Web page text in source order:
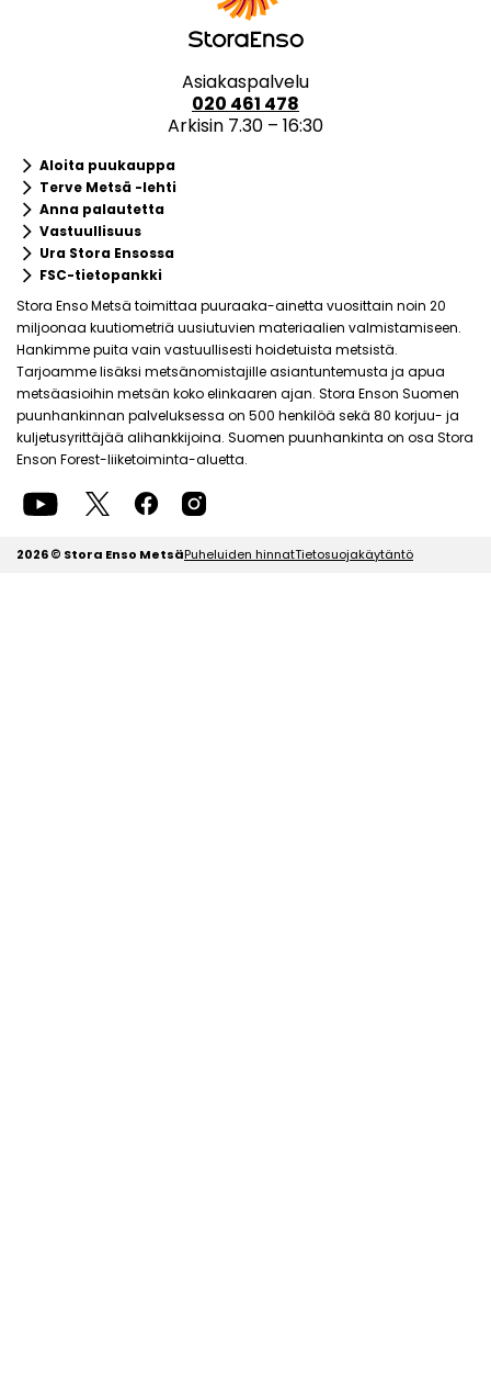
Asiakaspalvelu
020 461 478
Arkisin 7.30 – 16:30
keyboard_arrow_rightAloita puukauppa
keyboard_arrow_rightTerve Metsä -lehti
keyboard_arrow_rightAnna palautetta
keyboard_arrow_rightVastuullisuus
keyboard_arrow_rightUra Stora Ensossa
keyboard_arrow_rightFSC-tietopankki
Stora Enso Metsä toimittaa puuraaka-ainetta vuosittain noin 20
miljoonaa kuutiometriä uusiutuvien materiaalien valmistamiseen.
Hankimme puita vain vastuullisesti hoidetuista metsistä.
Tarjoamme lisäksi metsänomistajille asiantuntemusta ja apua
metsäasioihin metsän koko elinkaaren ajan. Stora Enson Suomen
puunhankinnan palveluksessa on 500 henkilöä sekä 80 korjuu- ja
kuljetusyrittäjää alihankkijoina. Suomen puunhankinta on osa Stora
Enson Forest-liiketoiminta-aluetta.
2026 © Stora Enso MetsäPuheluiden hinnatTietosuojakäytäntö